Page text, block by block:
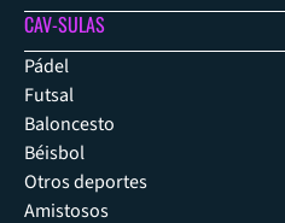
CAV-SULAS
Pádel
Futsal
Baloncesto
Béisbol
Otros deportes
Amistosos